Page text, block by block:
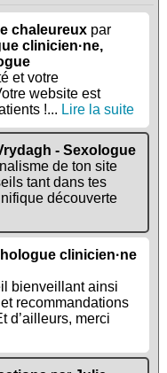
chaleureux par
clinicien·ne,
et votre
website est
!... Lire la suite
- Sexologue
de ton site
tant dans tes
découverte
clinicien·ne
bienveillant ainsi
recommandations
d’ailleurs, merci